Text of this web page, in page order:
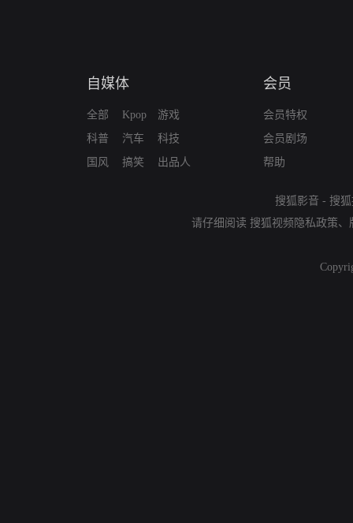
自媒体
全部
科普
国风
Kpop
汽车
搞笑
游戏
科技
出品人
会员
会员特权
会员剧场
帮助
搜狐影音 - 搜
请仔细阅读 搜狐视频隐私政策、